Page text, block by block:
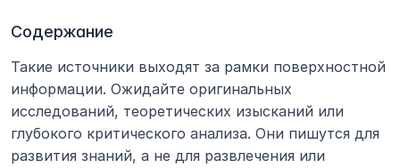
Содержание
Такие источники выходят за рамки поверхностной
информации. Ожидайте оригинальных
исследований, теоретических изысканий или
глубокого критического анализа. Они пишутся для
развития знаний, а не для развлечения или